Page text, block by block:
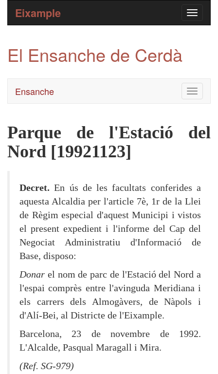
Eixample
El Ensanche de Cerdà
Toggle
Ensanche
Parque de l'Estació del
Nord [19921123]
Decret. En ús de les facultats conferides a
aquesta Alcaldia per l'article 7è, 1r de la Llei
de Règim especial d'aquest Municipi i vistos
el present expedient i l'informe del Cap del
Negociat Administratiu d'Informació de
Base, disposo:
Donar el nom de parc de l'Estació del Nord a
l'espai comprès entre l'avinguda Meridiana i
els carrers dels Almogàvers, de Nàpols i
d'Alí-Bei, al Districte de l'Eixample.
Barcelona, 23 de novembre de 1992.
L'Alcalde, Pasqual Maragall i Mira.
(Ref. SG-979)